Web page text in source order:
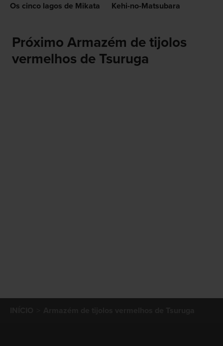
Os cinco lagos de Mikata Kehi-no-Matsubara
Próximo Armazém de tijolos
vermelhos de Tsuruga